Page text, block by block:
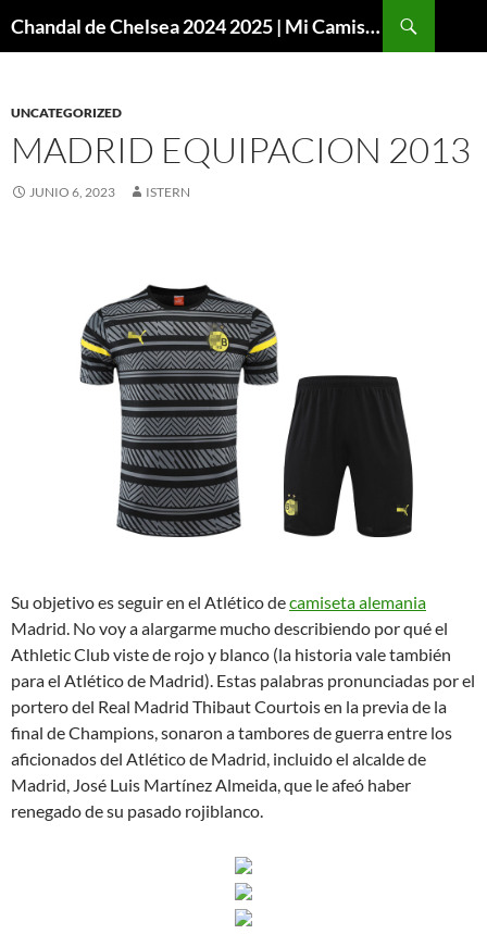
Chandal de Chelsea 2024 2025 | Mi Camiseta Futbol
UNCATEGORIZED
MADRID EQUIPACION 2013
JUNIO 6, 2023 ISTERN
Su objetivo es seguir en el Atlético decamiseta alemania
Madrid. No voy a alargarme mucho describiendo por qué el
Athletic Club viste de rojo y blanco (la historia vale también
para el Atlético de Madrid). Estas palabras pronunciadas por el
portero del Real Madrid Thibaut Courtois en la previa de la
final de Champions, sonaron a tambores de guerra entre los
aficionados del Atlético de Madrid, incluido el alcalde de
Madrid, José Luis Martínez Almeida, que le afeó haber
renegado de su pasado rojiblanco.